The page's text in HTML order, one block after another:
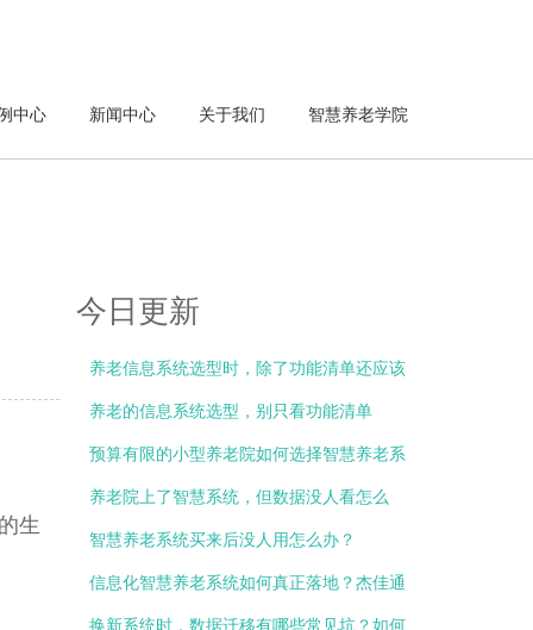
中心 新闻中心 关于我们 智慧养老学院
生
今日更新
养老信息系统选型时，除了功能清单还应该
关注什么？
养老的信息系统选型，别只看功能清单
预算有限的小型养老院如何选择智慧养老系
统？
养老院上了智慧系统，但数据没人看怎么
办？
智慧养老系统买来后没人用怎么办？
信息化智慧养老系统如何真正落地？杰佳通
总结三大关键点
换新系统时，数据迁移有哪些常见坑？如何